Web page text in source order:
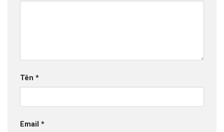
Tên *
Email *